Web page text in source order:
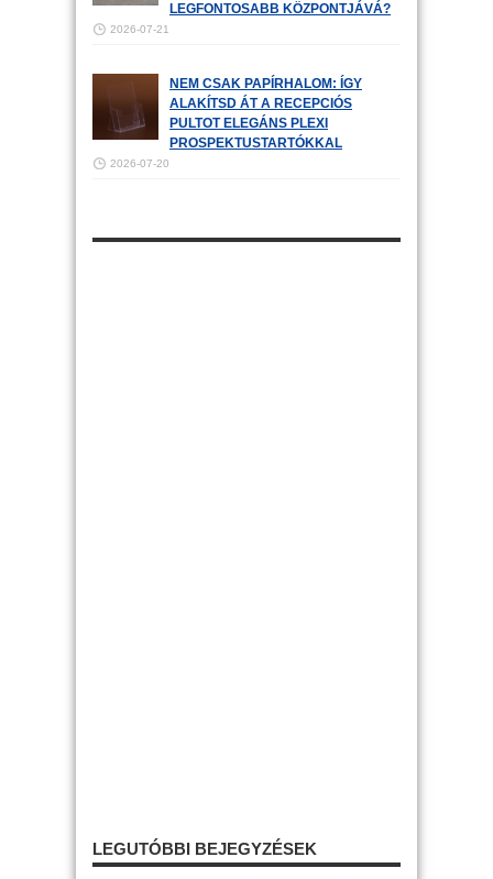
LEGFONTOSABB KÖZPONTJÁVÁ?
2026-07-21
NEM CSAK PAPÍRHALOM: ÍGY
ALAKÍTSD ÁT A RECEPCIÓS
PULTOT ELEGÁNS PLEXI
PROSPEKTUSTARTÓKKAL
2026-07-20
LEGUTÓBBI BEJEGYZÉSEK